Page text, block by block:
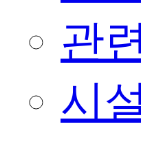
관
시